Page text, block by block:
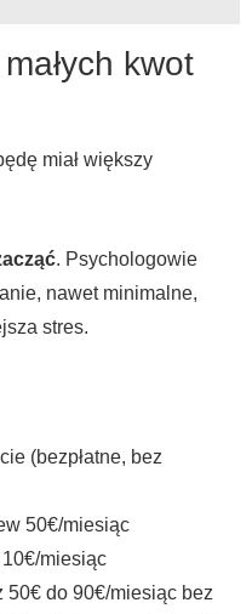
kwot
miał większy
. Psychologowie
nawet minimalne,
stres.
(bezpłatne, bez
50€/miesiąc
miesiąc
50€ do 90€/miesiąc bez